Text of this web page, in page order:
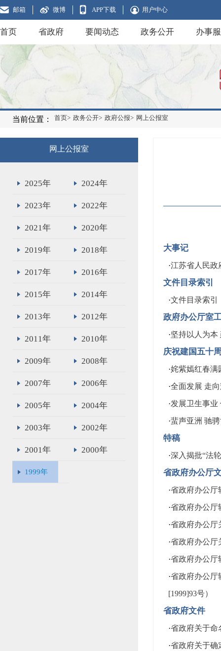
邮箱 微博 APP下载 用户中心
首页 省政府 要闻动态 政务公开 办事
当前位置： 首页> 政务公开> 政府公报> 网上公报室
网上公报室
2025年 2024年
2023年 2022年
2021年 2020年
2019年 2018年
2017年 2016年
2015年 2014年
2013年 2012年
2011年 2010年
2009年 2008年
2007年 2006年
2005年 2004年
2003年 2002年
2001年 2000年
1999年
大事记
·江苏省人民政
文件目录索引
·文件目录索引
政府办公厅室
·坚持以人为本
庆祝建国五十
·姹紫嫣红春满
·全面发展 走
·发展卫生事业
·蜚声亚洲 驰
特稿
·深入揭批“法
省政府办公厅
·省政府办公厅
·省政府办公厅
·省政府办公厅
·省政府办公厅
·省政府办公厅
·省政府办公厅
[1999]93号）
省政府文件
·省政府关于命
·省政府关于确